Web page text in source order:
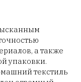
а также
упаковки.
текстиль